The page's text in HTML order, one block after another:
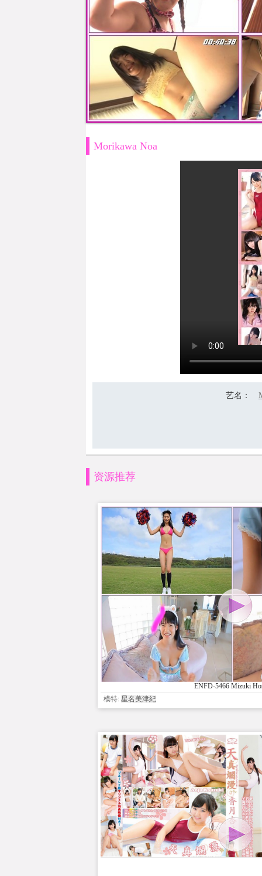
Morikawa Noa
艺名 ：
资源推荐
ENFD-5466 Mizuki
模特: 星名美津紀